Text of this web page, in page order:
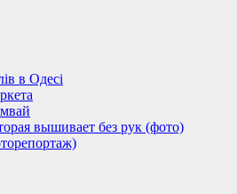
в Одесі
вышивает без рук (фото)